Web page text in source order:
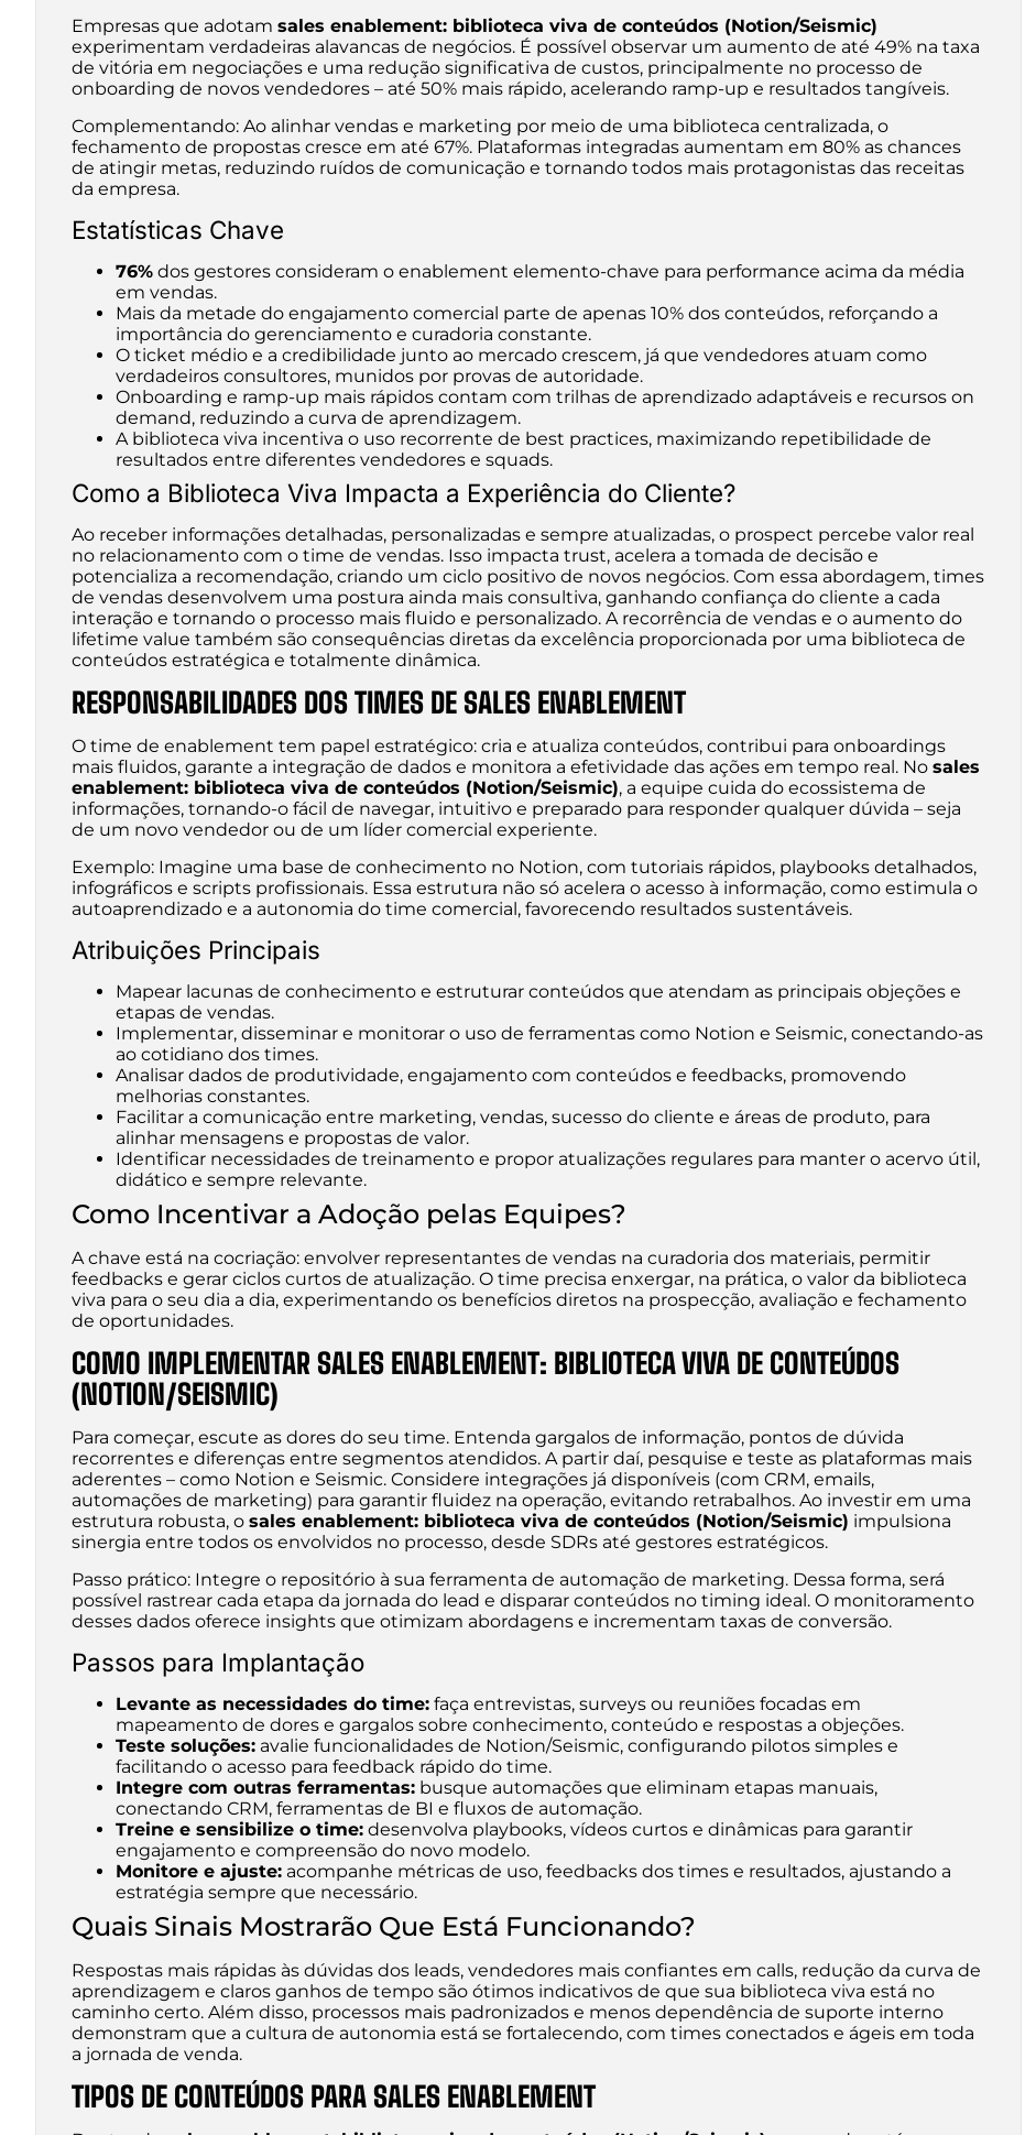
Empresas que adotam sales enablement: biblioteca viva de conteúdos (Notion/Seismic)
experimentam verdadeiras alavancas de negócios. É possível observar um aumento de até 49% na taxa
de vitória em negociações e uma redução significativa de custos, principalmente no processo de
onboarding de novos vendedores – até 50% mais rápido, acelerando ramp-up e resultados tangíveis.
Complementando: Ao alinhar vendas e marketing por meio de uma biblioteca centralizada, o
fechamento de propostas cresce em até 67%. Plataformas integradas aumentam em 80% as chances
de atingir metas, reduzindo ruídos de comunicação e tornando todos mais protagonistas das receitas
da empresa.
Estatísticas Chave
76% dos gestores consideram o enablement elemento-chave para performance acima da média
em vendas.
Mais da metade do engajamento comercial parte de apenas 10% dos conteúdos, reforçando a
importância do gerenciamento e curadoria constante.
O ticket médio e a credibilidade junto ao mercado crescem, já que vendedores atuam como
verdadeiros consultores, munidos por provas de autoridade.
Onboarding e ramp-up mais rápidos contam com trilhas de aprendizado adaptáveis e recursos on
demand, reduzindo a curva de aprendizagem.
A biblioteca viva incentiva o uso recorrente de best practices, maximizando repetibilidade de
resultados entre diferentes vendedores e squads.
Como a Biblioteca Viva Impacta a Experiência do Cliente?
Ao receber informações detalhadas, personalizadas e sempre atualizadas, o prospect percebe valor real
no relacionamento com o time de vendas. Isso impacta trust, acelera a tomada de decisão e
potencializa a recomendação, criando um ciclo positivo de novos negócios. Com essa abordagem, times
de vendas desenvolvem uma postura ainda mais consultiva, ganhando confiança do cliente a cada
interação e tornando o processo mais fluido e personalizado. A recorrência de vendas e o aumento do
lifetime value também são consequências diretas da excelência proporcionada por uma biblioteca de
conteúdos estratégica e totalmente dinâmica.
RESPONSABILIDADES DOS TIMES DE SALES ENABLEMENT
O time de enablement tem papel estratégico: cria e atualiza conteúdos, contribui para onboardings
mais fluidos, garante a integração de dados e monitora a efetividade das ações em tempo real. No sales
enablement: biblioteca viva de conteúdos (Notion/Seismic), a equipe cuida do ecossistema de
informações, tornando-o fácil de navegar, intuitivo e preparado para responder qualquer dúvida – seja
de um novo vendedor ou de um líder comercial experiente.
Exemplo: Imagine uma base de conhecimento no Notion, com tutoriais rápidos, playbooks detalhados,
infográficos e scripts profissionais. Essa estrutura não só acelera o acesso à informação, como estimula o
autoaprendizado e a autonomia do time comercial, favorecendo resultados sustentáveis.
Atribuições Principais
Mapear lacunas de conhecimento e estruturar conteúdos que atendam as principais objeções e
etapas de vendas.
Implementar, disseminar e monitorar o uso de ferramentas como Notion e Seismic, conectando-as
ao cotidiano dos times.
Analisar dados de produtividade, engajamento com conteúdos e feedbacks, promovendo
melhorias constantes.
Facilitar a comunicação entre marketing, vendas, sucesso do cliente e áreas de produto, para
alinhar mensagens e propostas de valor.
Identificar necessidades de treinamento e propor atualizações regulares para manter o acervo útil,
didático e sempre relevante.
Como Incentivar a Adoção pelas Equipes?
A chave está na cocriação: envolver representantes de vendas na curadoria dos materiais, permitir
feedbacks e gerar ciclos curtos de atualização. O time precisa enxergar, na prática, o valor da biblioteca
viva para o seu dia a dia, experimentando os benefícios diretos na prospecção, avaliação e fechamento
de oportunidades.
COMO IMPLEMENTAR SALES ENABLEMENT: BIBLIOTECA VIVA DE CONTEÚDOS
(NOTION/SEISMIC)
Para começar, escute as dores do seu time. Entenda gargalos de informação, pontos de dúvida
recorrentes e diferenças entre segmentos atendidos. A partir daí, pesquise e teste as plataformas mais
aderentes – como Notion e Seismic. Considere integrações já disponíveis (com CRM, emails,
automações de marketing) para garantir fluidez na operação, evitando retrabalhos. Ao investir em uma
estrutura robusta, o sales enablement: biblioteca viva de conteúdos (Notion/Seismic) impulsiona
sinergia entre todos os envolvidos no processo, desde SDRs até gestores estratégicos.
Passo prático: Integre o repositório à sua ferramenta de automação de marketing. Dessa forma, será
possível rastrear cada etapa da jornada do lead e disparar conteúdos no timing ideal. O monitoramento
desses dados oferece insights que otimizam abordagens e incrementam taxas de conversão.
Passos para Implantação
Levante as necessidades do time: faça entrevistas, surveys ou reuniões focadas em
mapeamento de dores e gargalos sobre conhecimento, conteúdo e respostas a objeções.
Teste soluções: avalie funcionalidades de Notion/Seismic, configurando pilotos simples e
facilitando o acesso para feedback rápido do time.
Integre com outras ferramentas: busque automações que eliminam etapas manuais,
conectando CRM, ferramentas de BI e fluxos de automação.
Treine e sensibilize o time: desenvolva playbooks, vídeos curtos e dinâmicas para garantir
engajamento e compreensão do novo modelo.
Monitore e ajuste: acompanhe métricas de uso, feedbacks dos times e resultados, ajustando a
estratégia sempre que necessário.
Quais Sinais Mostrarão Que Está Funcionando?
Respostas mais rápidas às dúvidas dos leads, vendedores mais confiantes em calls, redução da curva de
aprendizagem e claros ganhos de tempo são ótimos indicativos de que sua biblioteca viva está no
caminho certo. Além disso, processos mais padronizados e menos dependência de suporte interno
demonstram que a cultura de autonomia está se fortalecendo, com times conectados e ágeis em toda
a jornada de venda.
TIPOS DE CONTEÚDOS PARA SALES ENABLEMENT